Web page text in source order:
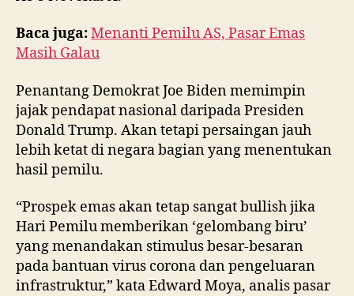
Baca juga:Menanti Pemilu AS, Pasar Emas
Masih Galau
Penantang Demokrat Joe Biden memimpin
jajak pendapat nasional daripada Presiden
Donald Trump. Akan tetapi persaingan jauh
lebih ketat di negara bagian yang menentukan
hasil pemilu.
“Prospek emas akan tetap sangat bullish jika
Hari Pemilu memberikan ‘gelombang biru’
yang menandakan stimulus besar-besaran
pada bantuan virus corona dan pengeluaran
infrastruktur,” kata Edward Moya, analis pasar